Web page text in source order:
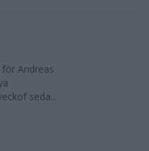
Andreas
seda...